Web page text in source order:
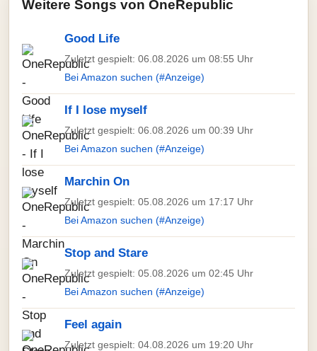
Weitere Songs von OneRepublic
Good Life
Zuletzt gespielt: 06.08.2026 um 08:55 Uhr
Bei Amazon suchen (#Anzeige)
If I lose myself
Zuletzt gespielt: 06.08.2026 um 00:39 Uhr
Bei Amazon suchen (#Anzeige)
Marchin On
Zuletzt gespielt: 05.08.2026 um 17:17 Uhr
Bei Amazon suchen (#Anzeige)
Stop and Stare
Zuletzt gespielt: 05.08.2026 um 02:45 Uhr
Bei Amazon suchen (#Anzeige)
Feel again
Zuletzt gespielt: 04.08.2026 um 19:20 Uhr